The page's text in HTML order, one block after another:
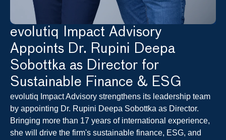
evolutiq Impact Advisory
Appoints Dr. Rupini Deepa
Sobottka as Director for
Sustainable Finance & ESG
evolutiq Impact Advisory strengthens its leadership team
by appointing Dr. Rupini Deepa Sobottka as Director.
Bringing more than 17 years of international experience,
she will drive the firm's sustainable finance, ESG, and